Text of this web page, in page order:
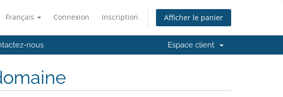
Français Connexion Inscription Afficher le panier
nous Espace client